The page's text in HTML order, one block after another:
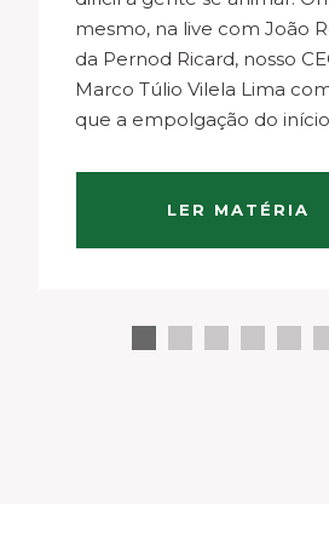
mesmo, na live com João
da Pernod Ricard, nosso
Marco Túlio Vilela Lima
que a empolgação do
perguntamos como seguir
João contou como está…
LER MATÉRIA